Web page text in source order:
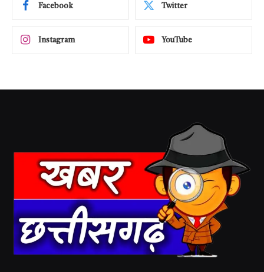
Facebook Twitter
Instagram YouTube